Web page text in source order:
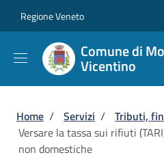
Regione Veneto
Comune di
Vicentino
Briciole di pane
Home / Servizi / Tributi,
Versare la tassa sui rifiuti
non domestiche